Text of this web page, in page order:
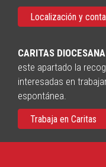
Localización y
CARITAS
este apartado la
interesadas en
espontánea.
Trabaja en Caritas